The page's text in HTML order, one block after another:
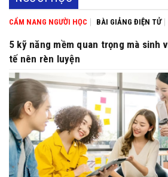
CẨM NANG NGƯỜI HỌC BÀI GIẢNG ĐIỆN TỬ
5 kỹ năng mềm quan trọng mà sinh
tế nên rèn luyện